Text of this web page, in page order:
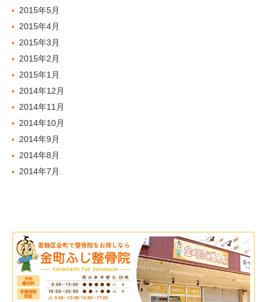
2015年5月
2015年4月
2015年3月
2015年2月
2015年1月
2014年12月
2014年11月
2014年10月
2014年9月
2014年8月
2014年7月